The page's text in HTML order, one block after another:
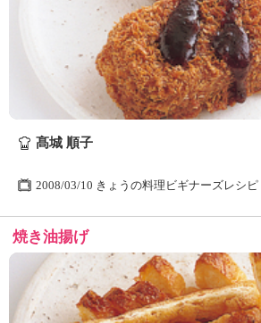
髙城 順子
2008/03/10 きょうの料理ビギナーズレシピ
焼き油揚げ